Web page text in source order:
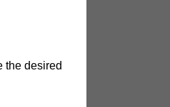
the desired